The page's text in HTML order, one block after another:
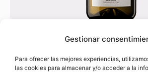
Gestionar
Para ofrecer las mejores experiencias,
las cookies para almacenar y/o acceder a la
Laslias de Beronia